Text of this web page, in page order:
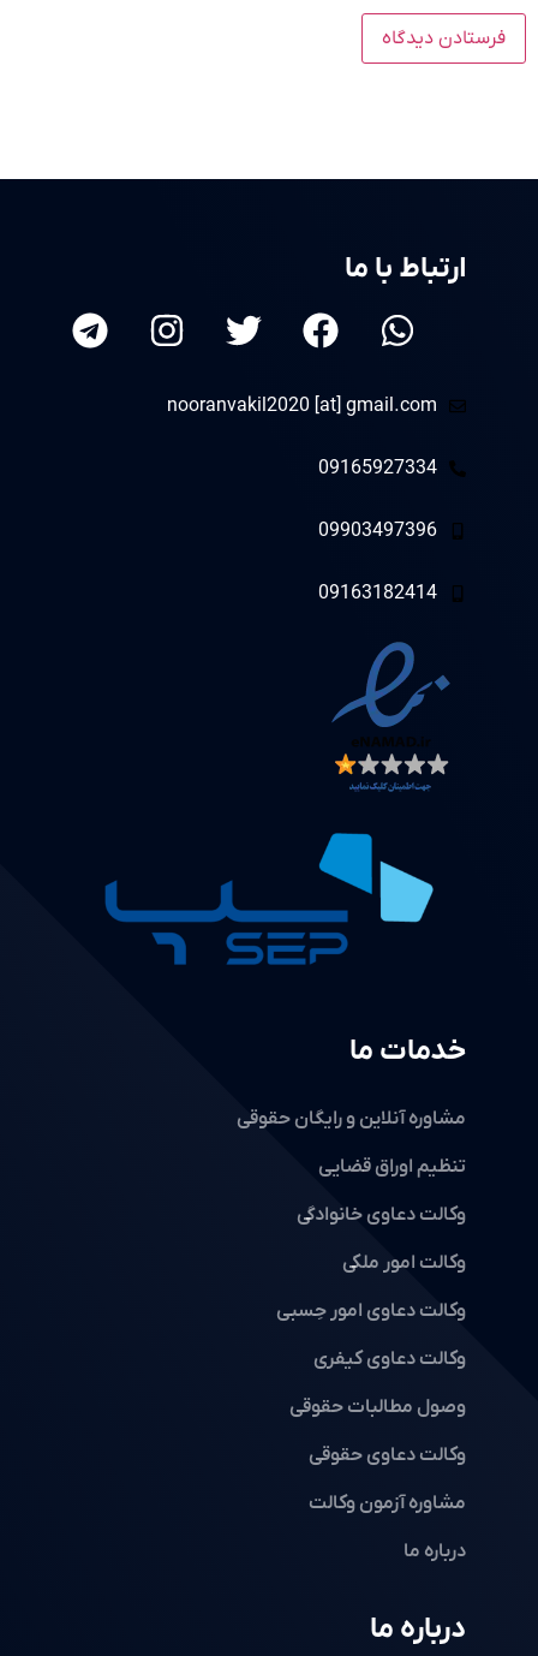
درباره ما
خدمات ما
مشاوره آنلاین و رایگان حقوقی
تنظیم اوراق قضایی
وکالت دعاوی خانوادگی
وکالت امور ملکی
وکالت دعاوی امور حِسبی
وکالت دعاوی کیفری
وصول مطالبات حقوقی
وکالت دعاوی حقوقی
مشاوره آزمون وکالت
درباره ما
ارتباط با ما
nooranvakil2020 [at] gmail.com
09165927334
09903497396
09163182414